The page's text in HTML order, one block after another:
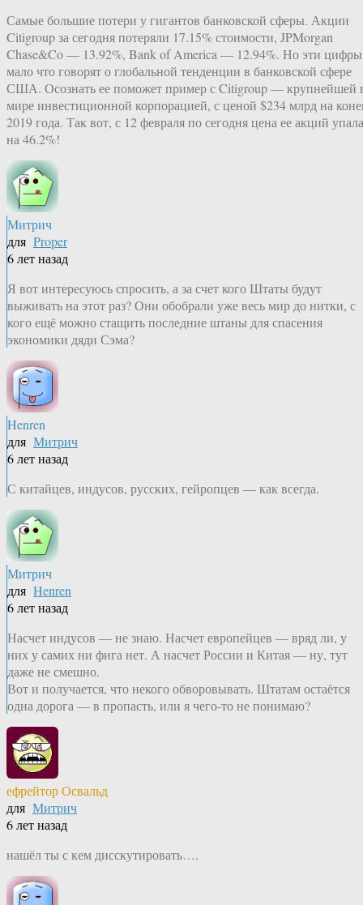
Самые большие потери у гигантов банковской сферы. Акции
Citigroup за сегодня потеряли 17.15% стоимости, JPMorgan
Chase&Co — 13.92%, Bank of America — 12.94%. Но эти цифры
мало что говорят о глобальной тенденции в банковской сфере
США. Осознать ее поможет пример с Citigroup — крупнейшей
мире инвестиционной корпорацией, с ценой $234 млрд на
2019 года. Так вот, с 12 февраля по сегодня цена ее акций упала
на 46.2%!
Митрич
для Proper
6 лет назад
Я вот интересуюсь спросить, а за счет кого Штаты будут
выживать на этот раз? Они обобрали уже весь мир до нитки, с
кого ещё можно стащить последние штаны для спасения
экономики дяди Сэма?
Henren
для Митрич
6 лет назад
С китайцев, индусов, русских, гейропцев — как всегда.
Митрич
для Henren
6 лет назад
Насчет индусов — не знаю. Насчет европейцев — вряд ли, у
них у самих ни фига нет. А насчет России и Китая — ну, тут
даже не смешно.
Вот и получается, что некого обворовывать. Штатам остаётся
одна дорога — в пропасть, или я чего-то не понимаю?
ефрейтор Освальд
для Митрич
6 лет назад
нашёл ты с кем дисскутировать….